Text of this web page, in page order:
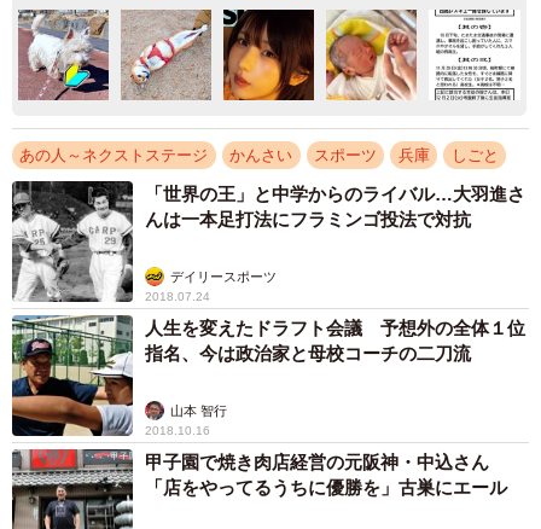
あの人～ネクストステージ かんさい スポーツ 兵庫 しごと
「世界の王」と中学からのライバル…大羽進さ
んは一本足打法にフラミンゴ投法で対抗
デイリースポーツ
2018.07.24
人生を変えたドラフト会議 予想外の全体１位
指名、今は政治家と母校コーチの二刀流
山本 智行
2018.10.16
甲子園で焼き肉店経営の元阪神・中込さん
「店をやってるうちに優勝を」古巣にエール